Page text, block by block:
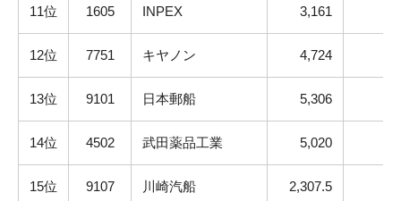
11位 1605 INPEX 3,161
12位 7751 キヤノン 4,724
13位 9101 日本郵船 5,306
14位 4502 武田薬品工業 5,020
15位 9107 川崎汽船 2,307.5